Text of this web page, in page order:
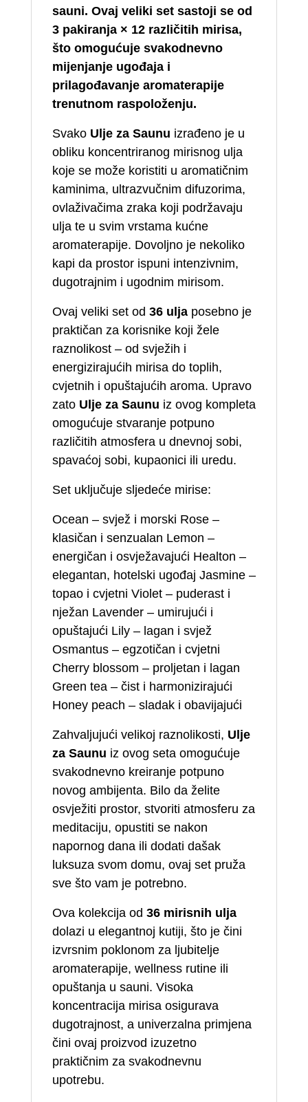
sauni. Ovaj veliki set sastoji se od
3 pakiranja × 12 različitih mirisa,
što omogućuje svakodnevno
mijenjanje ugođaja i
prilagođavanje aromaterapije
trenutnom raspoloženju.
Svako Ulje za Saunu izrađeno je u
obliku koncentriranog mirisnog ulja
koje se može koristiti u aromatičnim
kaminima, ultrazvučnim difuzorima,
ovlaživačima zraka koji podržavaju
ulja te u svim vrstama kućne
aromaterapije. Dovoljno je nekoliko
kapi da prostor ispuni intenzivnim,
dugotrajnim i ugodnim mirisom.
Ovaj veliki set od 36 uljaposebno je
praktičan za korisnike koji žele
raznolikost – od svježih i
energizirajućih mirisa do toplih,
cvjetnih i opuštajućih aroma. Upravo
zato Ulje za Saunu iz ovog kompleta
omogućuje stvaranje potpuno
različitih atmosfera u dnevnoj sobi,
spavaćoj sobi, kupaonici ili uredu.
Set uključuje sljedeće mirise:
Ocean – svjež i morski Rose –
klasičan i senzualan Lemon –
energičan i osvježavajući Healton –
elegantan, hotelski ugođaj Jasmine –
topao i cvjetni Violet – puderast i
nježan Lavender – umirujući i
opuštajući Lily – lagan i svjež
Osmantus – egzotičan i cvjetni
Cherry blossom – proljetan i lagan
Green tea – čist i harmonizirajući
Honey peach – sladak i obavijajući
Zahvaljujući velikoj raznolikosti, Ulje
za Saunu iz ovog seta omogućuje
svakodnevno kreiranje potpuno
novog ambijenta. Bilo da želite
osvježiti prostor, stvoriti atmosferu za
meditaciju, opustiti se nakon
napornog dana ili dodati dašak
luksuza svom domu, ovaj set pruža
sve što vam je potrebno.
Ova kolekcija od 36 mirisnih ulja
dolazi u elegantnoj kutiji, što je čini
izvrsnim poklonom za ljubitelje
aromaterapije, wellness rutine ili
opuštanja u sauni. Visoka
koncentracija mirisa osigurava
dugotrajnost, a univerzalna primjena
čini ovaj proizvod izuzetno
praktičnim za svakodnevnu
upotrebu.